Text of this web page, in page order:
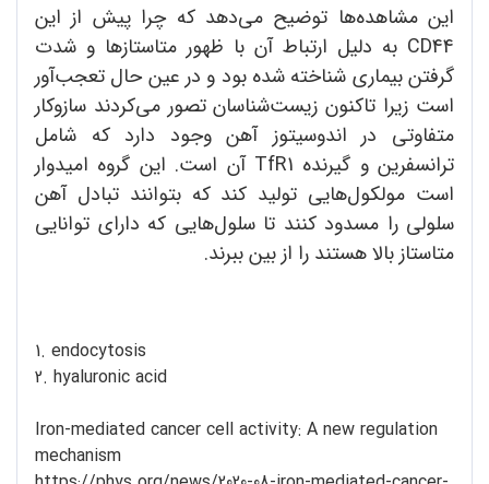
این مشاهده‌ها توضیح می‌دهد که چرا پیش از این
CD44 به دلیل ارتباط آن با ظهور متاستازها و شدت
گرفتن بیماری شناخته شده بود و در عین حال تعجب‌آور
است زیرا تاکنون زیست‌شناسان تصور می‌کردند سازوکار
متفاوتی در اندوسیتوز آهن وجود دارد که شامل
ترانسفرین و گیرنده TfR1 آن است. این گروه امیدوار
است مولکول‌هایی تولید کند که بتوانند تبادل آهن
سلولی را مسدود کنند تا سلول‌هایی که دارای توانایی
متاستاز بالا هستند را از بین ببرند.
1. endocytosis
2. hyaluronic acid
Iron-mediated cancer cell activity: A new regulation
mechanism